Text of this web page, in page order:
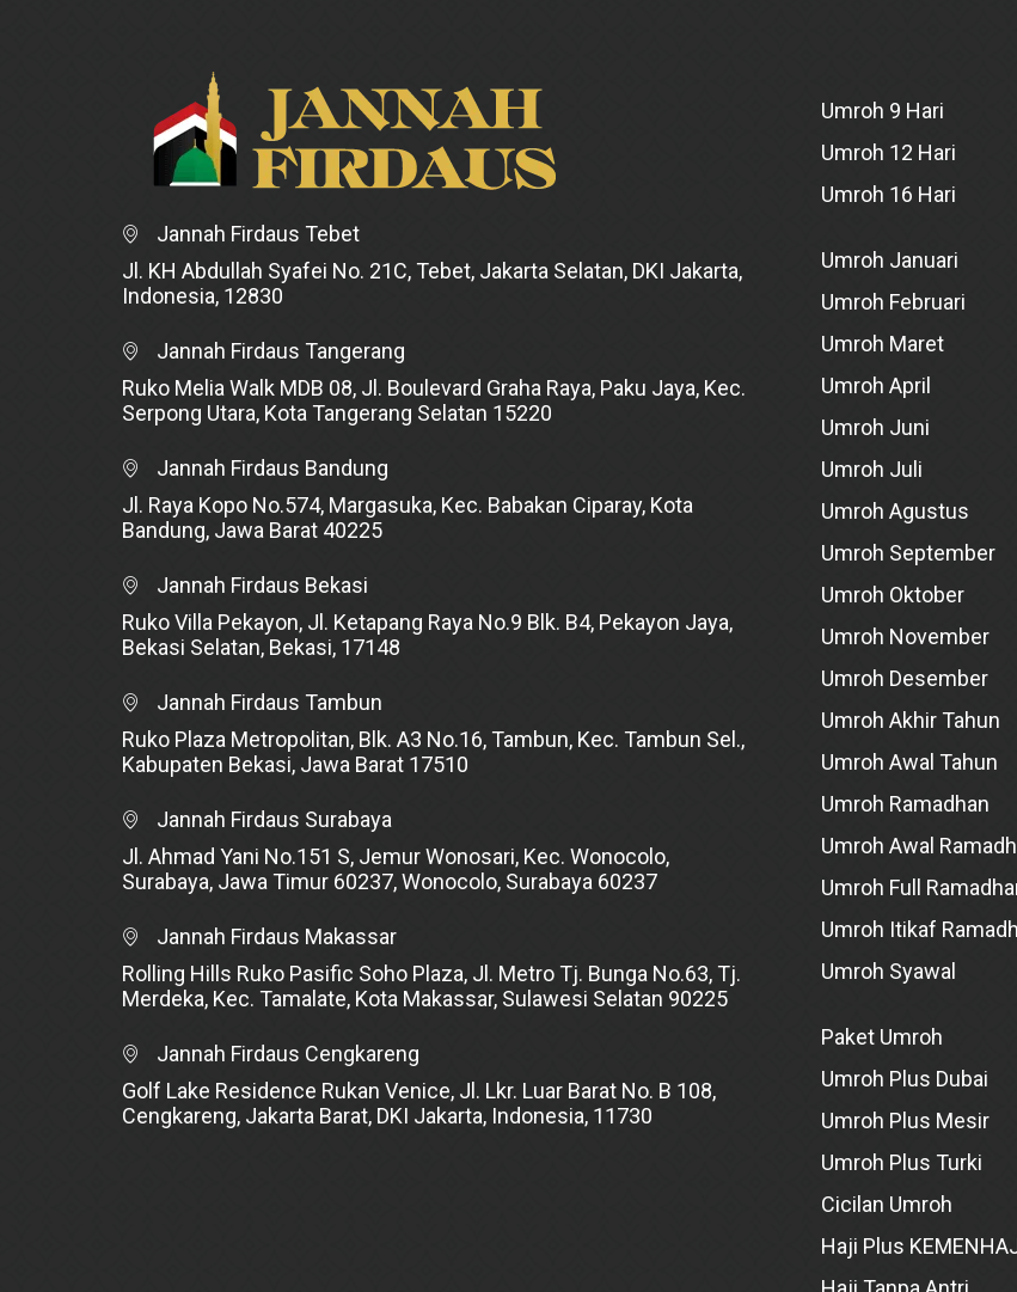
Jannah Firdaus Tebet
Jl. KH Abdullah Syafei No. 21C, Tebet, Jakarta Selatan, DKI Jakarta,
Indonesia, 12830
Jannah Firdaus Tangerang
Ruko Melia Walk MDB 08, Jl. Boulevard Graha Raya, Paku Jaya, Kec.
Serpong Utara, Kota Tangerang Selatan 15220
Jannah Firdaus Bandung
Jl. Raya Kopo No.574, Margasuka, Kec. Babakan Ciparay, Kota
Bandung, Jawa Barat 40225
Jannah Firdaus Bekasi
Ruko Villa Pekayon, Jl. Ketapang Raya No.9 Blk. B4, Pekayon Jaya,
Bekasi Selatan, Bekasi, 17148
Jannah Firdaus Tambun
Ruko Plaza Metropolitan, Blk. A3 No.16, Tambun, Kec. Tambun Sel.,
Kabupaten Bekasi, Jawa Barat 17510
Jannah Firdaus Surabaya
Jl. Ahmad Yani No.151 S, Jemur Wonosari, Kec. Wonocolo,
Surabaya, Jawa Timur 60237, Wonocolo, Surabaya 60237
Jannah Firdaus Makassar
Rolling Hills Ruko Pasific Soho Plaza, Jl. Metro Tj. Bunga No.63, Tj.
Merdeka, Kec. Tamalate, Kota Makassar, Sulawesi Selatan 90225
Jannah Firdaus Cengkareng
Golf Lake Residence Rukan Venice, Jl. Lkr. Luar Barat No. B 108,
Cengkareng, Jakarta Barat, DKI Jakarta, Indonesia, 11730
Umroh 9 Hari
Umroh 12 Hari
Umroh 16 Hari
Umroh Januari
Umroh Februari
Umroh Maret
Umroh April
Umroh Juni
Umroh Juli
Umroh Agustus
Umroh September
Umroh Oktober
Umroh November
Umroh Desember
Umroh Akhir Tahun
Umroh Awal Tahun
Umroh Ramadhan
Umroh Awal
Umroh Full
Umroh Itikaf
Umroh Syawal
Paket Umroh
Umroh Plus Dubai
Umroh Plus Mesir
Umroh Plus Turki
Cicilan Umroh
Haji Plus